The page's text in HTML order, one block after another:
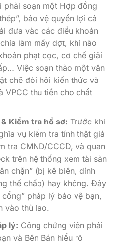
phải soạn một Hợp đồng
bảo vệ quyền lợi cả
đưa vào các điều khoản
làm mấy đợt, khi nào
phạt cọc, cơ chế giải
Việc soạn thảo một văn
chẽ đòi hỏi kiến thức và
VPCC thu tiền cho chất
Kiểm tra hồ sơ: Trước khi
vụ kiểm tra tính thật giả
tra CMND/CCCD, và quan
trên hệ thống xem tài sản
chặn” (bị kê biên, dính
thế chấp) hay không. Đây
cổng” pháp lý bảo vệ bạn,
vào thù lao.
lý: Công chứng viên phải
và Bên Bán hiểu rõ